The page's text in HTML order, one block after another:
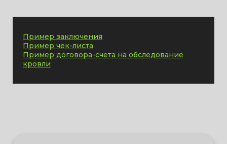
Пример заключения
Пример чек-листа
Пример договора-счета на обследование
кровли